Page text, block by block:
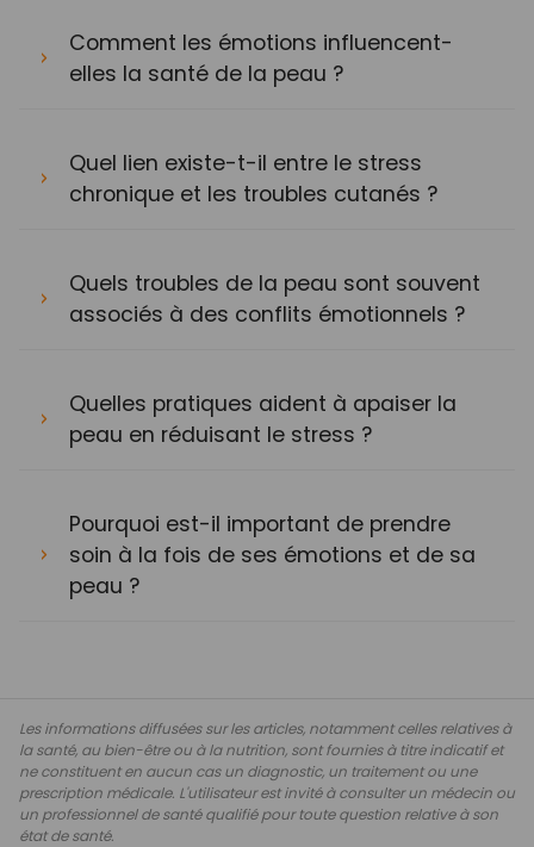
Comment les émotions influencent-
elles la santé de la peau ?
Quel lien existe-t-il entre le stress
chronique et les troubles cutanés ?
Quels troubles de la peau sont souvent
associés à des conflits émotionnels ?
Quelles pratiques aident à apaiser la
peau en réduisant le stress ?
Pourquoi est-il important de prendre
soin à la fois de ses émotions et de sa
peau ?
Les informations diffusées sur les articles, notamment celles relatives à
la santé, au bien-être ou à la nutrition, sont fournies à titre indicatif et
ne constituent en aucun cas un diagnostic, un traitement ou une
prescription médicale. L'utilisateur est invité à consulter un médecin ou
un professionnel de santé qualifié pour toute question relative à son
état de santé.